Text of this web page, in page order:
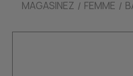
MAGASINEZ FEMME